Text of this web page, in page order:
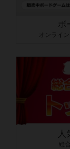
ボ
オンライ
人
総